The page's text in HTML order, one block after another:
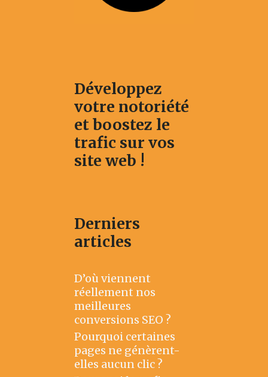
Développez
votre notoriété
et boostez le
trafic sur vos
site web !
Derniers
articles
D’où viennent
réellement nos
meilleures
conversions SEO ?
Pourquoi certaines
pages ne génèrent-
elles aucun clic ?